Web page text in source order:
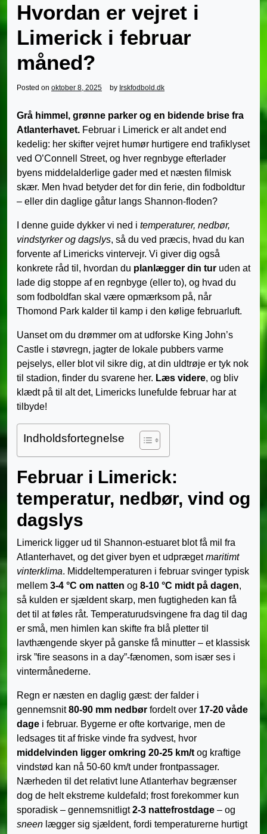
Hvordan er vejret i
Limerick i februar
måned?
Posted on oktober 8, 2025 by Irskfodbold.dk
Grå himmel, grønne parker og en bidende brise fra
Atlanterhavet. Februar i Limerick er alt andet end
kedelig: her skifter vejret humør hurtigere end trafiklyset
ved O’Connell Street, og hver regnbyge efterlader
byens middelalderlige gader med et næsten filmisk
skær. Men hvad betyder det for din ferie, din fodboldtur
– eller din daglige gåtur langs Shannon-floden?
I denne guide dykker vi ned i temperaturer, nedbør,
vindstyrker og dagslys, så du ved præcis, hvad du kan
forvente af Limericks vintervejr. Vi giver dig også
konkrete råd til, hvordan du planlægger din tur uden at
lade dig stoppe af en regnbyge (eller to), og hvad du
som fodboldfan skal være opmærksom på, når
Thomond Park kalder til kamp i den kølige februarluft.
Uanset om du drømmer om at udforske King John’s
Castle i støvregn, jagter de lokale pubbers varme
pejselys, eller blot vil sikre dig, at din uldtrøje er tyk nok
til stadion, finder du svarene her. Læs videre, og bliv
klædt på til alt det, Limericks lunefulde februar har at
tilbyde!
Indholdsfortegnelse
Februar i Limerick:
temperatur, nedbør, vind og
dagslys
Limerick ligger ud til Shannon-estuaret blot få mil fra
Atlanterhavet, og det giver byen et udprægetmaritimt
vinterklima. Middeltemperaturen i februar svinger typisk
mellem 3-4 °C om natten og 8-10 °C midt på dagen,
så kulden er sjældent skarp, men fugtigheden kan få
det til at føles råt. Temperaturudsvingene fra dag til dag
er små, men himlen kan skifte fra blå pletter til
lavthængende skyer på ganske få minutter – et klassisk
irsk ”fire seasons in a day”-fænomen, som især ses i
vintermånederne.
Regn er næsten en daglig gæst: der falder i
gennemsnit80-90 mm nedbør fordelt over 17-20 våde
dage i februar. Bygerne er ofte kortvarige, men de
ledsages tit af friske vinde fra sydvest, hvor
middelvinden ligger omkring 20-25 km/t og kraftige
vindstød kan nå 50-60 km/t under frontpassager.
Nærheden til det relativt lune Atlanterhav begrænser
dog de helt ekstreme kuldefald; frost forekommer kun
sporadisk – gennemsnitligt2-3 nattefrostdage – og
sneen lægger sig sjældent, fordi temperaturerne hurtigt